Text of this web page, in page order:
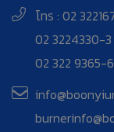
โทร : 02
02 3224330-3
02 322 9365-